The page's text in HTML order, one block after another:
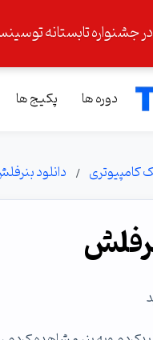
جشنواره تابستانه
دوره ها پکیج ها
کامپیوتری دانلود